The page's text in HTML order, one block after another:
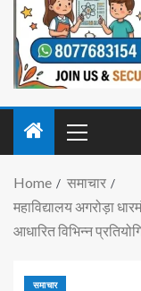
Home
समाचार
महाविद्यालय अगरोड़ा
आधारित विभिन्न
समाचार